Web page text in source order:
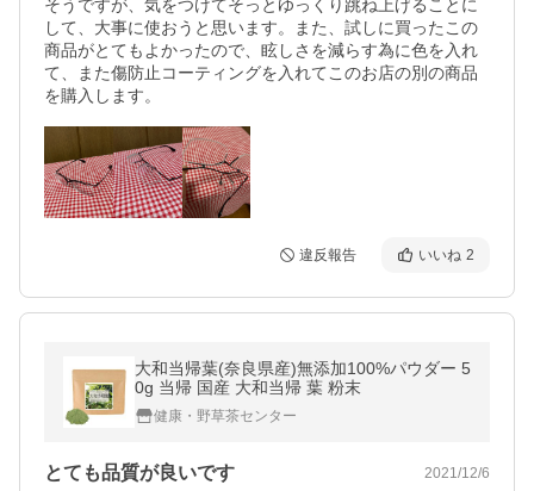
そうですが、気をつけてそっとゆっくり跳ね上げることに
して、大事に使おうと思います。また、試しに買ったこの
商品がとてもよかったので、眩しさを減らす為に色を入れ
て、また傷防止コーティングを入れてこのお店の別の商品
を購入します。
違反報告 いいね 2
大和当帰葉(奈良県産)無添加100%パウダー 5
0g 当帰 国産 大和当帰 葉 粉末
健康・野草茶センター
とても品質が良いです 2021/12/6